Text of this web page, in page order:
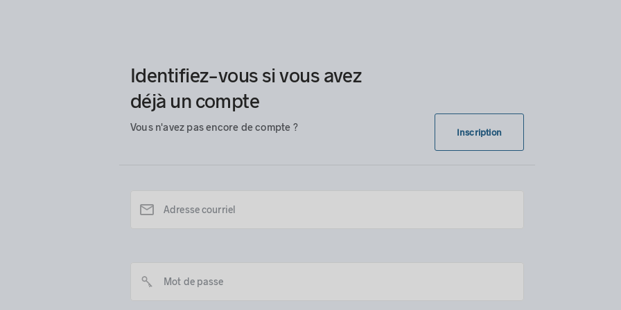
Identifiez-vous si vous avez
déjà un compte
Vous n'avez pas encore de compte ? Inscription